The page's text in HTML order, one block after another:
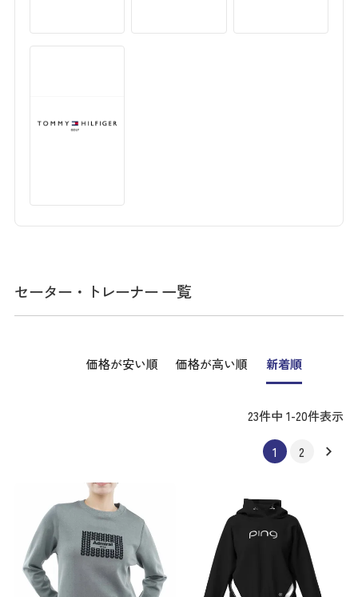
セーター・トレーナー 一覧
価格が安い順 価格が高い順 新着順
23件中 1-20件表示
1 2